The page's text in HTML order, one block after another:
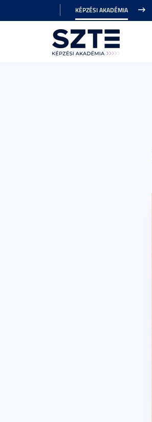
KÉPZÉSI AKADÉMIA